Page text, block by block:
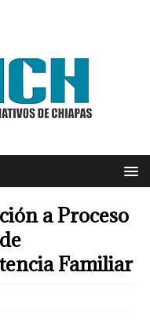
a Proceso
Familiar